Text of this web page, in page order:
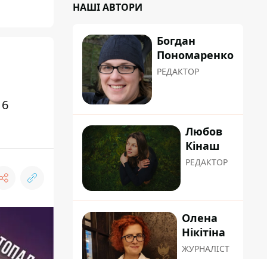
НАШІ АВТОРИ
Богдан
Пономаренко
РЕДАКТОР
Любов
Кінаш
РЕДАКТОР
Олена
Нікітіна
ЖУРНАЛІСТ